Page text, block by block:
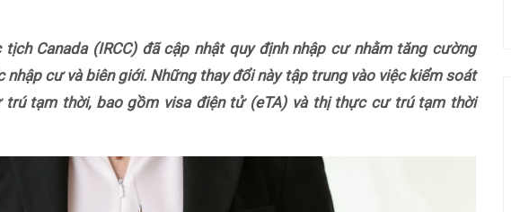
Canada (IRCC) đã cập nhật quy định nhập cư nhằm tăng cường
nhập cư và biên giới. Những thay đổi này tập trung vào việc kiểm soát
tạm thời, bao gồm visa điện tử (eTA) và thị thực cư trú tạm thời